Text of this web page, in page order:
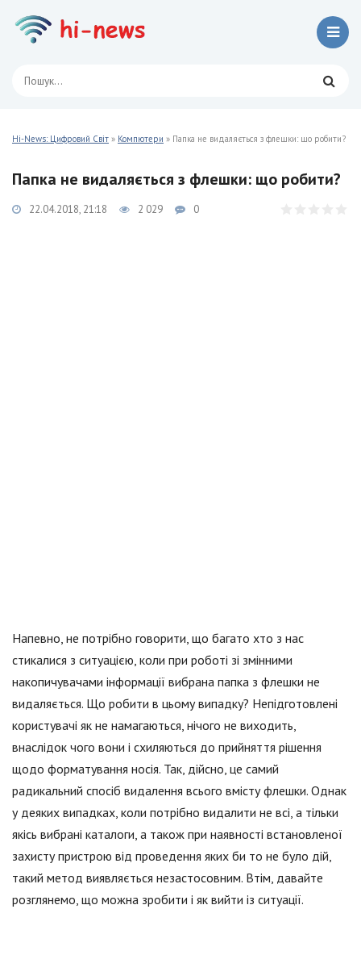
Hi-News: Цифровий Світ » Компютери » Папка не видаляється з флешки: що робити?
Папка не видаляється з флешки: що робити?
22.04.2018, 21:18 2 029 0
Напевно, не потрібно говорити, що багато хто з нас
стикалися з ситуацією, коли при роботі зі змінними
накопичувачами інформації вибрана папка з флешки не
видаляється. Що робити в цьому випадку? Непідготовлені
користувачі як не намагаються, нічого не виходить,
внаслідок чого вони і схиляються до прийняття рішення
щодо форматування носія. Так, дійсно, це самий
радикальний спосіб видалення всього вмісту флешки. Однак
у деяких випадках, коли потрібно видалити не всі, а тільки
якісь вибрані каталоги, а також при наявності встановленої
захисту пристрою від проведення яких би то не було дій,
такий метод виявляється незастосовним. Втім, давайте
розглянемо, що можна зробити і як вийти із ситуації.